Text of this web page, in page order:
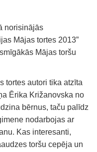
norisinājās
Mājas tortes 2013”
Mājas toršu
tortes autori tika atzīta
Ērika Križanovska no
bērnus, taču palīdz
nodarbojas ar
Kas interesanti,
toršu cepēja un